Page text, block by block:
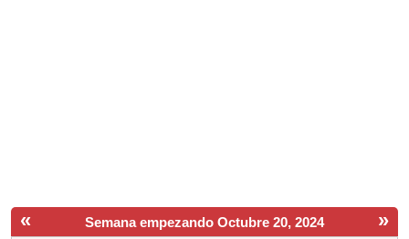
« »
Semana empezando Octubre 20, 2024